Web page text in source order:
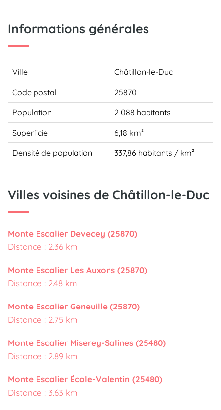
Informations générales
Ville Châtillon-le-Duc
Code postal 25870
Population 2 088 habitants
Superficie 6,18 km²
Densité de population 337,86 habitants / km²
Villes voisines de Châtillon-le-Duc
Monte Escalier Devecey (25870)
Distance : 2.36 km
Monte Escalier Les Auxons (25870)
Distance : 2.48 km
Monte Escalier Geneuille (25870)
Distance : 2.75 km
Monte Escalier Miserey-Salines (25480)
Distance : 2.89 km
Monte Escalier École-Valentin (25480)
Distance : 3.63 km